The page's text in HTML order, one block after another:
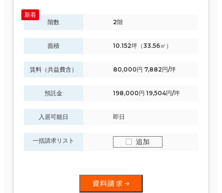
階数 2階
面積 10.152坪（33.56㎡）
賃料（共益費含） 80,000円 7,882円/坪
預託金 198,000円 19,504円/坪
入居可能日 即日
一括請求リスト 追加
資料請求